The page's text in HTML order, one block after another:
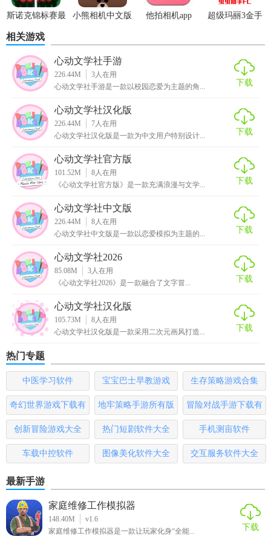
4. 精美画面：采用精美的手绘风格画面，角色和场景设计细
【心动文学社游戏内容】
1. 角色互动：与文学社成员进行各种互动，包括对话、赠送
2. 社团活动：组织并参加各种社团活动，如文学创作比赛、
校园文化节等。
3. 属性提升：通过参与活动和完成任务，提升角色的各项属
性，如文学素养、社交能力等。
4. 剧情分支：游戏中有多个剧情分支和结局，玩家的选择将
影响故事的发展方向。
1. 下载与安装：在手机应用商店搜索“心动文学社”并下载安
装。
2. 创建角色：进入游戏后，选择或创建自己的角色，并设定
角色名称和外貌。
3. 探索校园：在校园内自由探索，与不同角色互动，触发剧
情。
4. 参与活动：根据游戏提示参与各种活动和任务，提升社团
影响力。
5. 选择剧情：在游戏过程中，根据玩家的选择触发不同的剧
情和结局。
心动文学社是一款适合喜欢校园题材和模拟经营类游戏的玩
家。如果你喜欢探索多样化的故事情节、与角色建立深厚的
情感联系，并享受经营管理的乐趣，那么心动文学社绝对是
斯诺克锦标赛最
新版
小熊相机中文版 他拍相机app
超级玛丽3金手
相关游戏
心动文学社手游
226.44M 3人在用
心动文学社手游是一款以校园恋爱为主题的角...
下载
心动文学社汉化版
226.44M 7人在用
心动文学社汉化版是一款为中文用户特别设计...
下载
心动文学社官方版
101.52M 8人在用
《心动文学社官方版》是一款充满浪漫与文学...
下载
心动文学社中文版
226.44M 8人在用
心动文学社中文版是一款以恋爱模拟为主题的...
下载
心动文学社2026
85.08M 3人在用
《心动文学社2026》是一款融合了文字冒...
下载
心动文学社汉化版
105.73M 8人在用
心动文学社汉化版是一款采用二次元画风打造...
下载
热门专题
中医学习软件 宝宝巴士早教游戏 生存策略游戏合集
奇幻世界游戏下载有
哪些
地牢策略手游所有版
本
冒险对战手游下载有
哪些
创新冒险游戏大全 热门短剧软件大全 手机测亩软件
车载中控软件 图像美化软件大全 交互服务软件大全
最新手游
家庭维修工作模拟器
148.40M
v1.6
家庭维修工作模拟器是一款让玩家化身“全能...
下载